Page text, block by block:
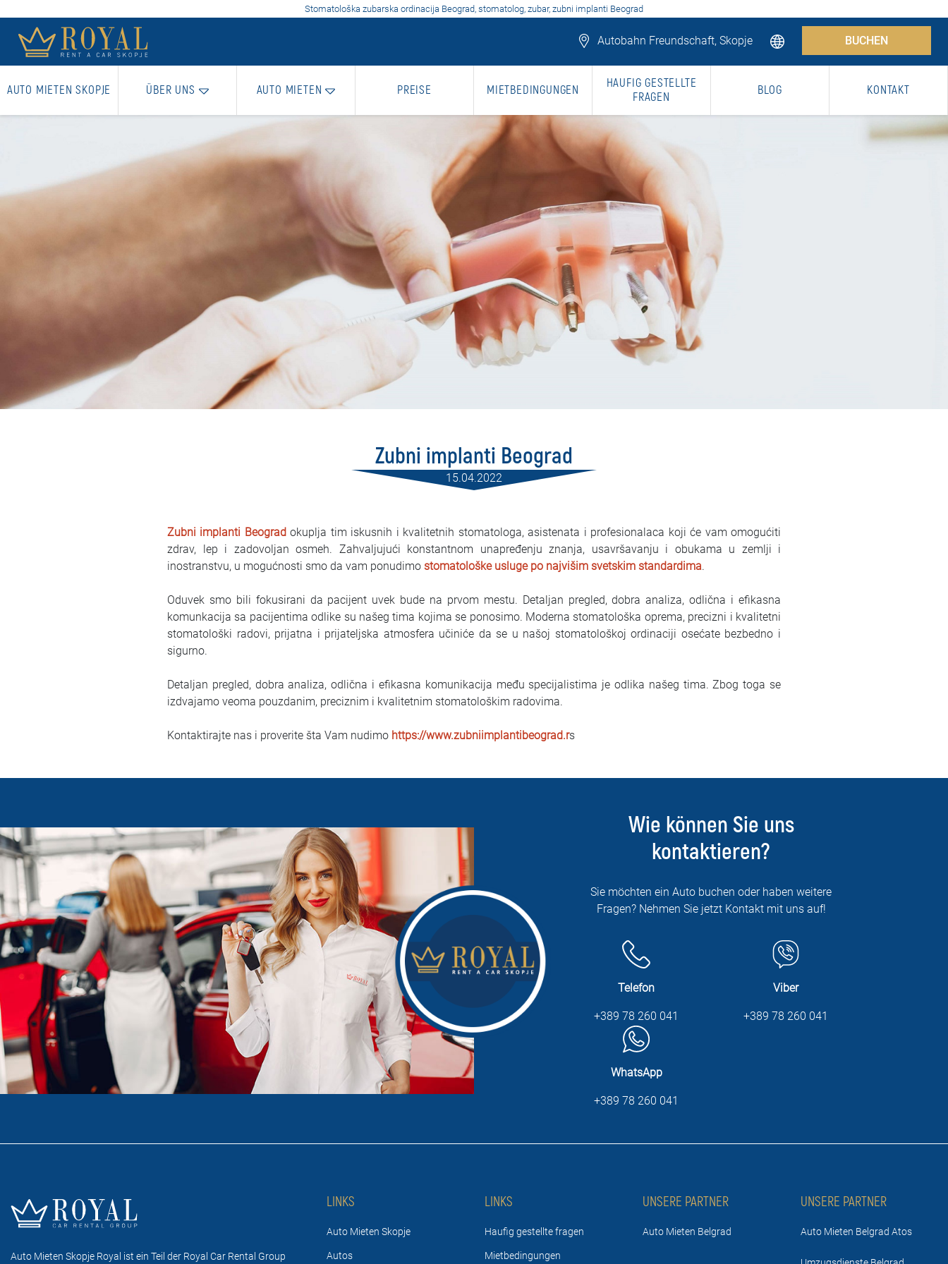
Stomatološka zubarska ordinacija Beograd, stomatolog, zubar, zubni implanti Beograd
Autobahn Freundschaft, Skopje BUCHEN
AUTO MIETEN SKOPJE ÜBER UNS AUTO MIETEN PREISE MIETBEDINGUNGEN
HAUFIG GESTELLTE
FRAGEN
BLOG KONTAKT
Zubni implanti Beograd
15.04.2022
Zubni implanti Beogradokuplja tim iskusnih i kvalitetnih stomatologa, asistenata i profesionalaca koji će vam omogućiti
zdrav, lep i zadovoljan osmeh. Zahvaljujući konstantnom unapređenju znanja, usavršavanju i obukama u zemlji i
inostranstvu, u mogućnosti smo da vam ponudimo stomatološke usluge po najvišim svetskim standardima.
Oduvek smo bili fokusirani da pacijent uvek bude na prvom mestu. Detaljan pregled, dobra analiza, odlična i efikasna
komunkacija sa pacijentima odlike su našeg tima kojima se ponosimo. Moderna stomatološka oprema, precizni i kvalitetni
stomatološki radovi, prijatna i prijateljska atmosfera učiniće da se u našoj stomatološkoj ordinaciji osećate bezbedno i
sigurno.
Detaljan pregled, dobra analiza, odlična i efikasna komunikacija među specijalistima je odlika našeg tima. Zbog toga se
izdvajamo veoma pouzdanim, preciznim i kvalitetnim stomatološkim radovima.
Kontaktirajte nas i proverite šta Vam nudimo https://www.zubniimplantibeograd.rs
Wie können Sie uns
kontaktieren?
Sie möchten ein Auto buchen oder haben weitere
Fragen? Nehmen Sie jetzt Kontakt mit uns auf!
Telefon
+389 78 260 041
Viber
+389 78 260 041
WhatsApp
+389 78 260 041
Auto Mieten Skopje Royal ist ein Teil der Royal Car Rental Group
LINKS
Auto Mieten Skopje
Autos
LINKS
Haufig gestellte fragen
Mietbedingungen
UNSERE PARTNER
Auto Mieten Belgrad
UNSERE PARTNER
Auto Mieten Belgrad Atos